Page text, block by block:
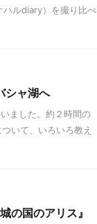
ハルdiary）を撮り比べ
シャ湖へ
ました。約２時間の
いて、いろいろ教え
の国のアリス』